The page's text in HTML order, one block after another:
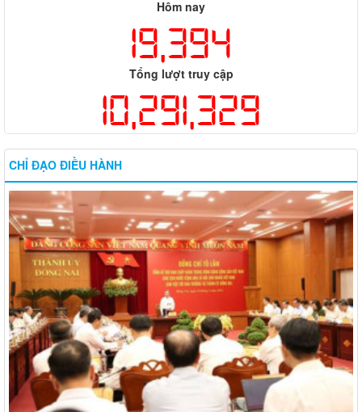
Hôm nay
19,394
Tổng lượt truy cập
10,291,329
CHỈ ĐẠO ĐIỀU HÀNH